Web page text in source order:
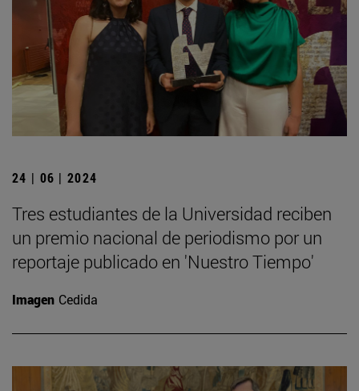
24 | 06 | 2024
Tres estudiantes de la Universidad reciben
un premio nacional de periodismo por un
reportaje publicado en 'Nuestro Tiempo'
Imagen Cedida